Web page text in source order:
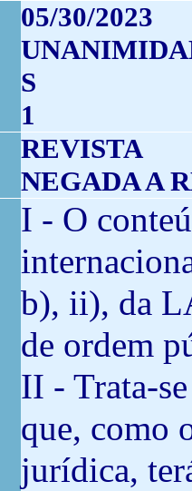
05/30/2023
S
1
REVISTA
NEGADA A
I - O
b), ii), da
de ordem
II - Trata-
que, como
jurídica,